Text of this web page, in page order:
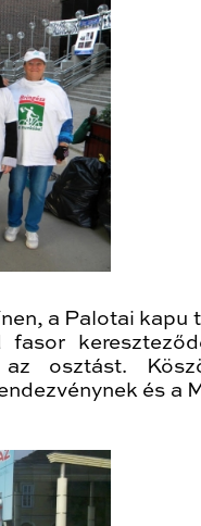
a Palotai kapu
az osztást.
és a